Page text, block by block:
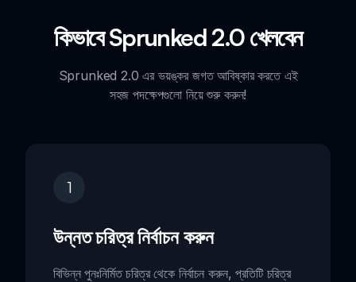
কিভাবে Sprunked 2.0 খেলবেন
Sprunked 2.0 এর ভয়ঙ্কর জগত আবিষ্কার করতে এই
সহজ পদক্ষেপগুলো নিয়ে শুরু করুন!
1
উন্নত চরিত্র নির্বাচন করুন
বিভিন্ন পুনঃনির্মিত চরিত্র থেকে নির্বাচন করুন, প্রতিটি চরিত্র